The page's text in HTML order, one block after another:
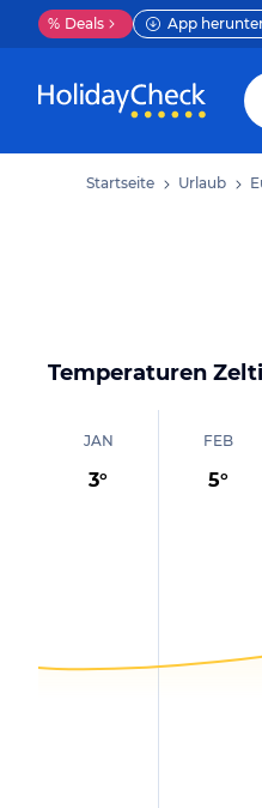
% Deals App
Startseite Urlaub
Temperaturen
JAN
3°
FEB
5°